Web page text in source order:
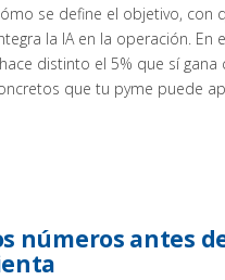
se define el objetivo, con
la IA en la operación. En
distinto el 5% que sí gana
que tu pyme puede
números antes